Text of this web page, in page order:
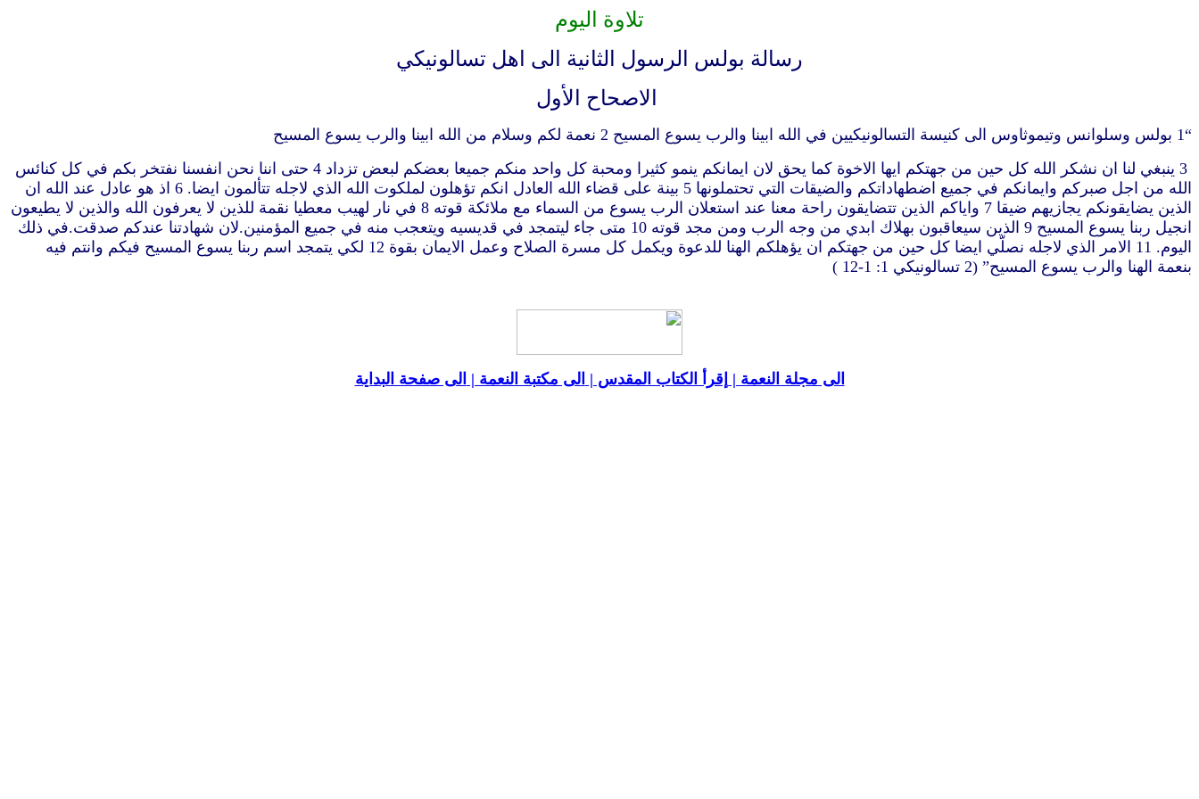
تلاوة اليوم
رسالة بولس الرسول الثانية الى اهل تسالونيكي
الاصحاح الأول
“1 بولس وسلوانس وتيموثاوس الى كنيسة التسالونيكيين في الله ابينا والرب يسوع المسيح 2 نعمة لكم وسلام من الله ابينا والرب يسوع المسيح
3 ينبغي لنا ان نشكر الله كل حين من جهتكم ايها الاخوة كما يحق لان ايمانكم ينمو كثيرا ومحبة كل واحد منكم جميعا بعضكم لبعض تزداد 4 حتى اننا نحن انفسنا نفتخر بكم في كل كنائس
الله من اجل صبركم وايمانكم في جميع اضطهاداتكم والضيقات التي تحتملونها 5 بينة على قضاء الله العادل انكم تؤهلون لملكوت الله الذي لاجله تتألمون ايضا. 6 اذ هو عادل عند الله ان
الذين يضايقونكم يجازيهم ضيقا 7 واياكم الذين تتضايقون راحة معنا عند استعلان الرب يسوع من السماء مع ملائكة قوته 8 في نار لهيب معطيا نقمة للذين لا يعرفون الله والذين لا يطيعون
انجيل ربنا يسوع المسيح 9 الذين سيعاقبون بهلاك ابدي من وجه الرب ومن مجد قوته 10 متى جاء ليتمجد في قديسيه ويتعجب منه في جميع المؤمنين.لان شهادتنا عندكم صدقت.في ذلك
اليوم. 11 الامر الذي لاجله نصلّي ايضا كل حين من جهتكم ان يؤهلكم الهنا للدعوة ويكمل كل مسرة الصلاح وعمل الايمان بقوة 12 لكي يتمجد اسم ربنا يسوع المسيح فيكم وانتم فيه
بنعمة الهنا والرب يسوع المسيح” (2 تسالونيكي 1: 1-12 )
الى مجلة النعمة | إقرأ الكتاب المقدس | الى مكتبة النعمة | الى صفحة البداية